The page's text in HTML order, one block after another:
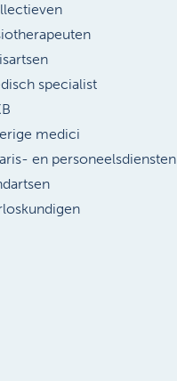
specialist
medici
en personeelsdiensten